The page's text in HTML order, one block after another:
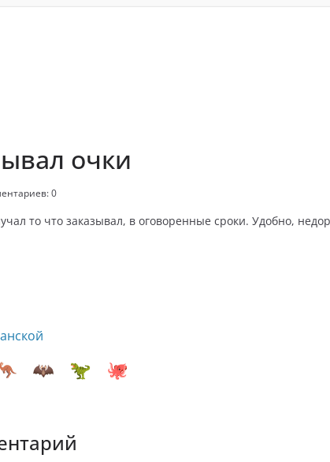
очки
0
то что заказывал, в оговоренные сроки. Удобно,